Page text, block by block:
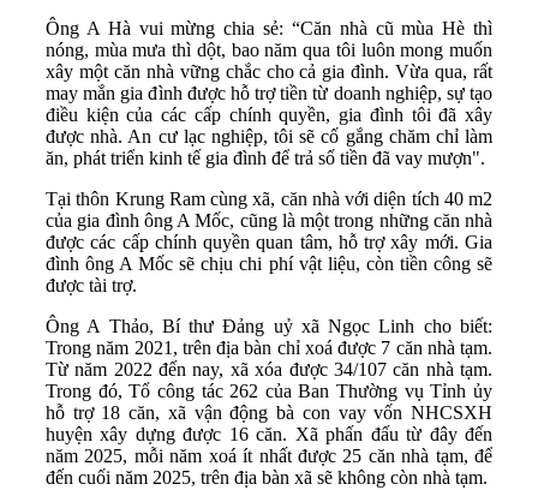
Ông A Hà vui mừng chia sẻ: “Căn nhà cũ mùa Hè thì
nóng, mùa mưa thì dột, bao năm qua tôi luôn mong muốn
xây một căn nhà vững chắc cho cả gia đình. Vừa qua, rất
may mắn gia đình được hỗ trợ tiền từ doanh nghiệp, sự tạo
điều kiện của các cấp chính quyền, gia đình tôi đã xây
được nhà. An cư lạc nghiệp, tôi sẽ cố gắng chăm chỉ làm
ăn, phát triển kinh tế gia đình để trả số tiền đã vay mượn".
Tại thôn Krung Ram cùng xã, căn nhà với diện tích 40 m2
của gia đình ông A Mốc, cũng là một trong những căn nhà
được các cấp chính quyền quan tâm, hỗ trợ xây mới. Gia
đình ông A Mốc sẽ chịu chi phí vật liệu, còn tiền công sẽ
được tài trợ.
Ông A Thảo, Bí thư Đảng uỷ xã Ngọc Linh cho biết:
Trong năm 2021, trên địa bàn chỉ xoá được 7 căn nhà tạm.
Từ năm 2022 đến nay, xã xóa được 34/107 căn nhà tạm.
Trong đó, Tổ công tác 262 của Ban Thường vụ Tỉnh ủy
hỗ trợ 18 căn, xã vận động bà con vay vốn NHCSXH
huyện xây dựng được 16 căn. Xã phấn đấu từ đây đến
năm 2025, mỗi năm xoá ít nhất được 25 căn nhà tạm, để
đến cuối năm 2025, trên địa bàn xã sẽ không còn nhà tạm.